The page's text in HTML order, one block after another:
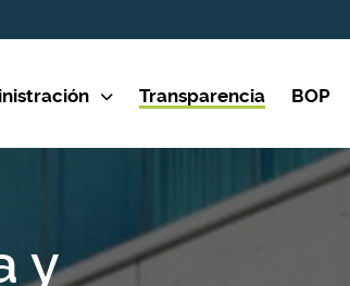
Transparencia BOP
y